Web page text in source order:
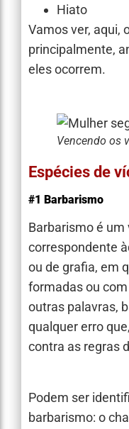
Hiato
Vamos ver, aqui,
principalmente,
eles ocorrem.
Vencendo os
Espécies de
#1 Barbarismo
Barbarismo é
correspondente
ou de grafia, em
formadas ou
outras palavras,
qualquer erro
contra as regras
Podem ser
barbarismo: o